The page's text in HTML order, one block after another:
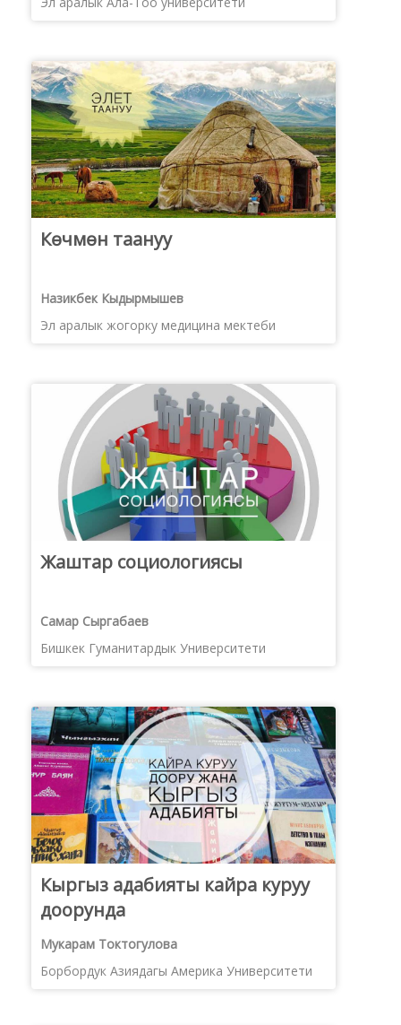
Кѳчмѳн таануу
Назикбек Кыдырмышев
Эл аралык жогорку медицина мектеби
Жаштар социологиясы
Самар Сыргабаев
Бишкек Гуманитардык Университети
Кыргыз адабияты кайра куруу
доорунда
Мукарам Токтогулова
Борбордук Азиядагы Америка Университети